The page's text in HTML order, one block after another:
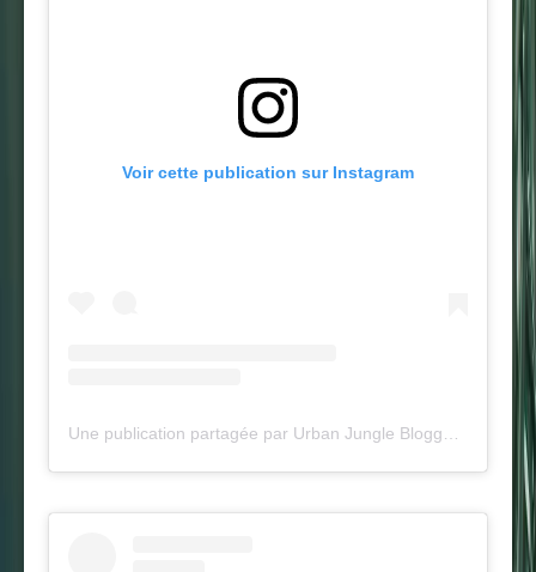
Voir cette publication sur Instagram